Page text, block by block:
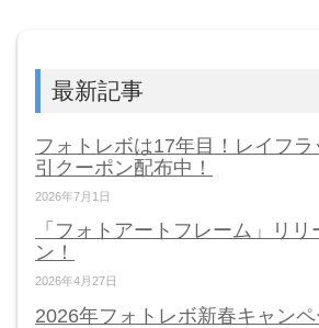
最新記事
フォトレボは17年目！レイフラ
引クーポン配布中！
2026年7月1日
「フォトアートフレーム」リ
ン！
2026年4月27日
2026年フォトレボ新春キャンペ